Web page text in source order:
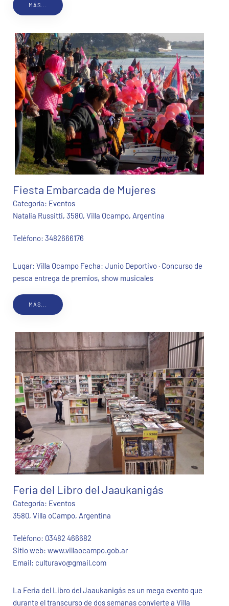
MÁS...
Fiesta Embarcada de Mujeres
Categoría: Eventos
Natalia Russitti, 3580, Villa Ocampo, Argentina
Teléfono: 3482666176
Lugar: Villa Ocampo Fecha: Junio Deportivo · Concurso de
pesca entrega de premios, show musicales
MÁS...
Feria del Libro del Jaaukanigás
Categoría: Eventos
3580, Villa oCampo, Argentina
Teléfono: 03482 466682
Sitio web: www.villaocampo.gob.ar
Email: culturavo@gmail.com
La Feria del Libro del Jaaukanigás es un mega evento que
durante el transcurso de dos semanas convierte a Villa